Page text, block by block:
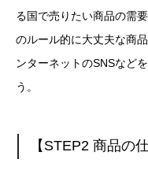
る国で売りたい商品の需
のルール的に大丈夫な商
ンターネットのSNSなど
う。
【STEP2 商品の